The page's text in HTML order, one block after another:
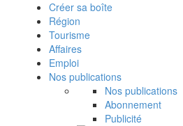
Créer sa boîte
Région
Tourisme
Affaires
Emploi
Nos publications
Nos publications
Abonnement
Publicité